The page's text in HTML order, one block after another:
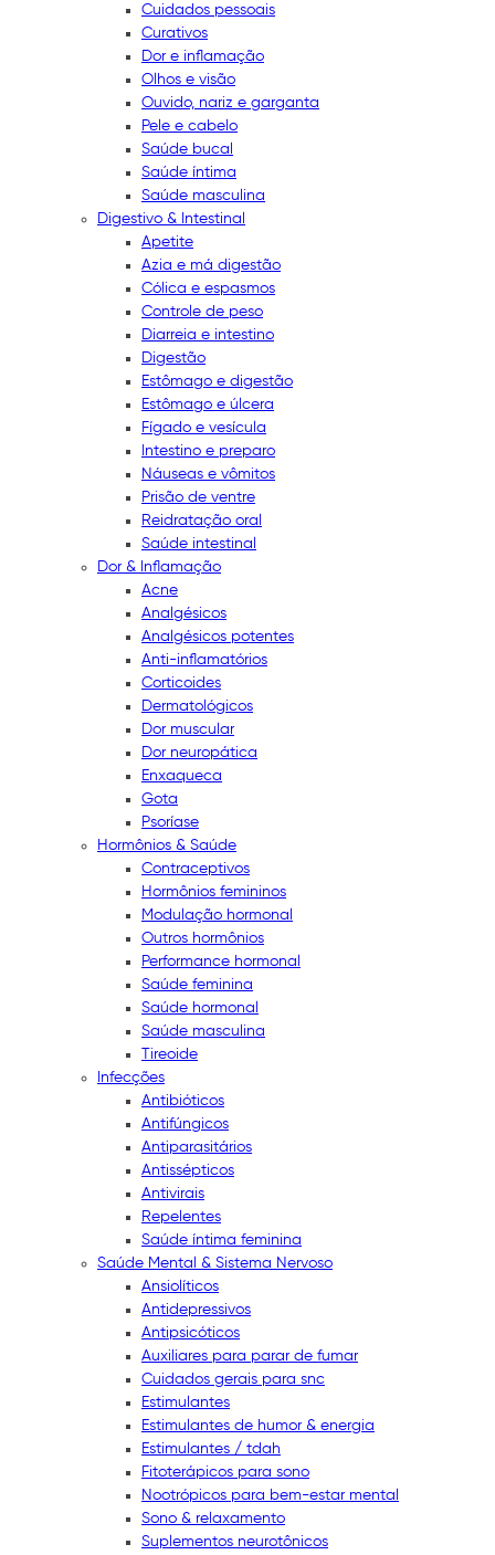
Cuidados pessoais
Curativos
Dor e inflamação
Olhos e visão
Ouvido, nariz e garganta
Pele e cabelo
Saúde bucal
Saúde íntima
Saúde masculina
Digestivo & Intestinal
Apetite
Azia e má digestão
Cólica e espasmos
Controle de peso
Diarreia e intestino
Digestão
Estômago e digestão
Estômago e úlcera
Fígado e vesícula
Intestino e preparo
Náuseas e vômitos
Prisão de ventre
Reidratação oral
Saúde intestinal
Dor & Inflamação
Acne
Analgésicos
Analgésicos potentes
Anti-inflamatórios
Corticoides
Dermatológicos
Dor muscular
Dor neuropática
Enxaqueca
Gota
Psoríase
Hormônios & Saúde
Contraceptivos
Hormônios femininos
Modulação hormonal
Outros hormônios
Performance hormonal
Saúde feminina
Saúde hormonal
Saúde masculina
Tireoide
Infecções
Antibióticos
Antifúngicos
Antiparasitários
Antissépticos
Antivirais
Repelentes
Saúde íntima feminina
Saúde Mental & Sistema Nervoso
Ansiolíticos
Antidepressivos
Antipsicóticos
Auxiliares para parar de fumar
Cuidados gerais para snc
Estimulantes
Estimulantes de humor & energia
Estimulantes / tdah
Fitoterápicos para sono
Nootrópicos para bem-estar mental
Sono & relaxamento
Suplementos neurotônicos